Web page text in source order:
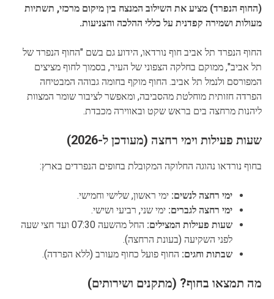
(החוף הנפרד) מציע את השילוב המנצח בין מיקום מרכזי, תשתיות
מעולות ושמירה קפדנית על כללי ההלכה והצניעות.
החוף הנפרד תל אביב חוף נורדאו, הידוע גם בשם "החוף הנפרד של
תל אביב", ממוקם בחלקה הצפוני של העיר, בסמוך לחוף מציצים
המפורסם ולנמל תל אביב. החוף מוקף בחומה גבוהה המבטיחה
הפרדה חזותית מוחלטת מהסביבה, ומאפשר לציבור שומר המצוות
ליהנות מרחצה בים בראש שקט ובאווירה מכבדת.
שעות פעילות וימי רחצה (מעודכן ל-2026)
בחוף נורדאו נהוגה החלוקה המקובלת בחופים הנפרדים בארץ:
ימי רחצה לנשים: ימי ראשון, שלישי וחמישי.
ימי רחצה לגברים: ימי שני, רביעי ושישי.
שעות פעילות המצילים:
החל מהשעה 07:30 ועד חצי שעה
לפני השקיעה (בעונת הרחצה).
שבתות וחגים: החוף פועל כחוף מעורב (ללא הפרדה).
מה תמצאו בחוף? (מתקנים ושירותים)